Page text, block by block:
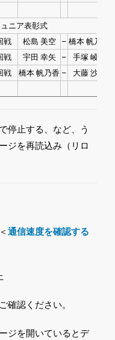
ニア表彰式
戦 松島 美空 – 橋本 帆乃香
戦 宇田 幸矢 –
手塚 崚馬
戦 橋本 帆乃香 –
大藤 沙月
停止する、など、う
ジを再読込み（リロ
通信速度を確認する
確認ください。
ジを開いているとデ